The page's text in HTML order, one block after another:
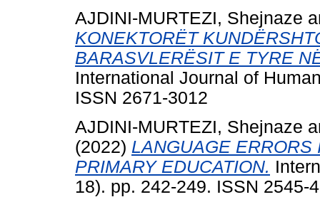
AJDINI-MURTEZI, Shejnaze
KONEKTORËT
BARASVLERËSIT E TYRE
International Journal of
ISSN 2671-3012
AJDINI-MURTEZI, Shejnaze
(2022) LANGUAGE ERRORS
PRIMARY EDUCATION.
18). pp. 242-249. ISSN 2545-